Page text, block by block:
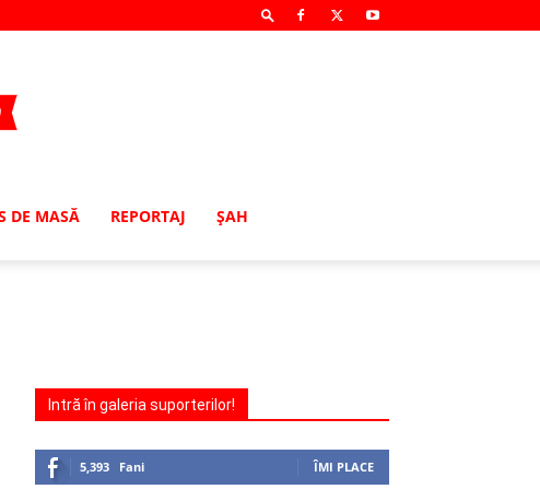
DE MASĂ REPORTAJ ŞAH
Intră în galeria suporterilor!
5,393 Fani ÎMI PLACE